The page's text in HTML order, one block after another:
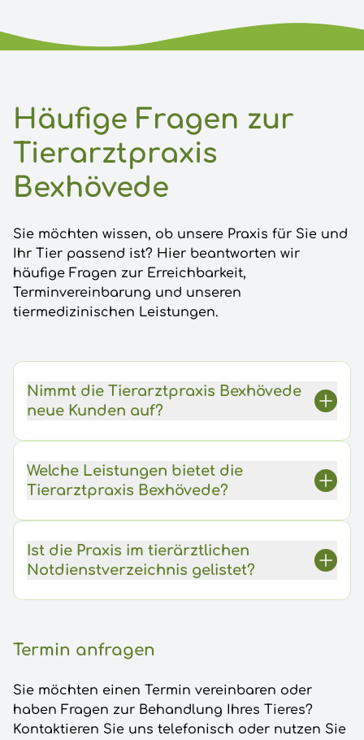
Häufige Fragen zur
Tierarztpraxis
Bexhövede
Sie möchten wissen, ob unsere Praxis für Sie und
Ihr Tier passend ist? Hier beantworten wir
häufige Fragen zur Erreichbarkeit,
Terminvereinbarung und unseren
tiermedizinischen Leistungen.
Nimmt die Tierarztpraxis Bexhövede
neue Kunden auf?
Welche Leistungen bietet die
Tierarztpraxis Bexhövede?
Ist die Praxis im tierärztlichen
Notdienstverzeichnis gelistet?
Termin anfragen
Sie möchten einen Termin vereinbaren oder
haben Fragen zur Behandlung Ihres Tieres?
Kontaktieren Sie uns telefonisch oder nutzen Sie